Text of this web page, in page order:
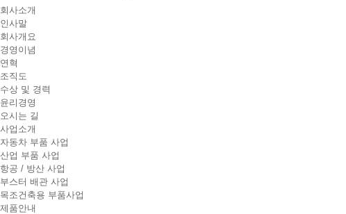
T
o
g
g
l
e
n
a
v
g
a
t
o
n
회사소개
인사말
회사개요
경영이념
연혁
조직도
수상 및 경력
윤리경영
오시는 길
사업소개
자동차 부품 사업
산업 부품 사업
항공 / 방산 사업
부스터 배관 사업
목조건축용 부품사업
제품안내